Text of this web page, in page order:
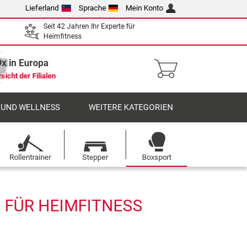
Lieferland Sprache Mein Konto
Seit 42 Jahren Ihr Experte für
Heimfitness
in Europa
der Filialen
WELLNESS WEITERE KATEGORIEN
Rollentrainer Stepper Boxsport
HEIMFITNESS